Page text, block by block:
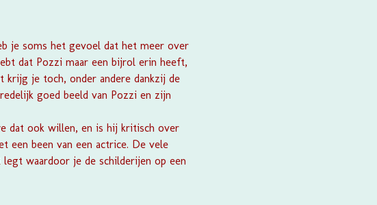
je soms het gevoel dat het meer over
dat Pozzi maar een bijrol erin heeft,
je toch, onder andere dankzij de
goed beeld van Pozzi en zijn
dat ook willen, en is hij kritisch over
een been van een actrice. De vele
waardoor je de schilderijen op een